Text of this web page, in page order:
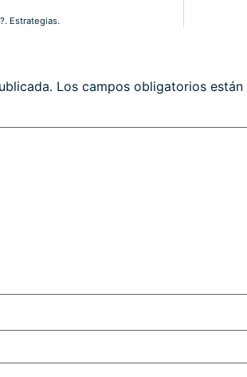
Estrategias.
Los campos obligatorios